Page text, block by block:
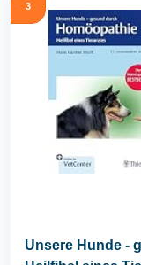
3
Unsere Hunde -